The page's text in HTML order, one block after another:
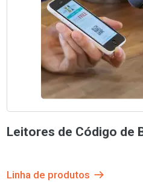
Leitores de Código de
Linha de produtos